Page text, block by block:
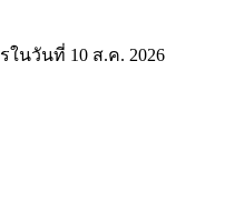
ในวันที่ 10 ส.ค. 2026